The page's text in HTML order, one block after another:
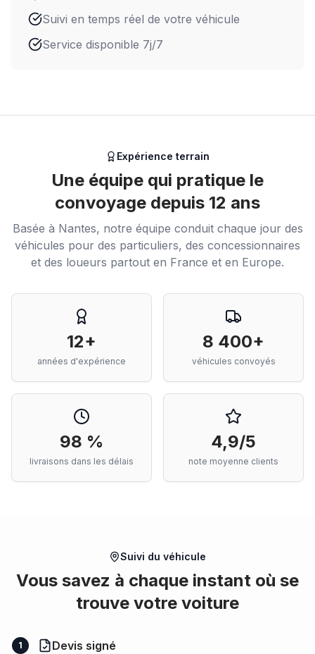
Suivi en temps réel de votre véhicule
Service disponible 7j/7
Expérience terrain
Une équipe qui pratique le
convoyage depuis 12 ans
Basée à Nantes, notre équipe conduit chaque jour des
véhicules pour des particuliers, des concessionnaires
et des loueurs partout en France et en Europe.
12+
années d'expérience
8 400+
véhicules convoyés
98 %
livraisons dans les délais
4,9/5
note moyenne clients
Suivi du véhicule
Vous savez à chaque instant où se
trouve votre voiture
1 Devis signé